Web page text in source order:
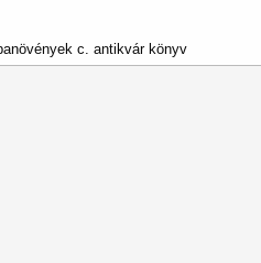
c. antikvár könyv